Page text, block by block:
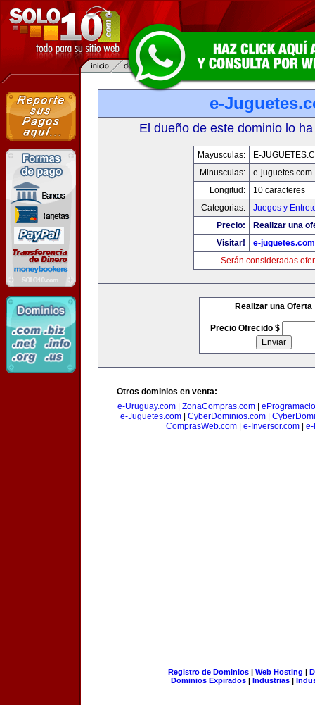
e-
El dueño de este dominio lo
Mayusculas:
E-
Minusculas:
e-juguetes.com
Longitud:
10 caracteres
Categorias:
Juegos y
Precio:
Realizar una
Visitar!
e-juguetes.com
Serán consideradas
Realizar una Oferta
Precio Ofrecido $
Otros dominios en venta:
e-Uruguay.com
ZonaCompras.com
e-Juguetes.com| CyberDominios.com|
ComprasWeb.com
e-Inversor.com e-
Registro de Dominios| Web Hosting |
Dominios Expirados | Industrias |